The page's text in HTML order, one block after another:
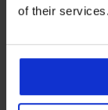
of their services.